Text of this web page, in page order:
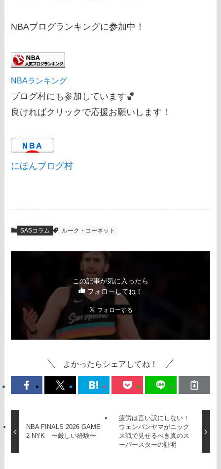
NBAブログランキングに参加中！
NBAランキング
ブログ村にも参加しています🏀
良ければクリックで応援お願いします！
にほんブログ村
SASコラム ルーク・コーネット
この記事が気に入ったら
フォローしてね！
よかったらシェアしてね！
NBA FINALS 2026 GAME
2 NYK 〜厳しい経験〜
疲労は言い訳にしない！
ウェンバンヤマがニック
ス戦で見せるべき真のス
ーパースターの証明